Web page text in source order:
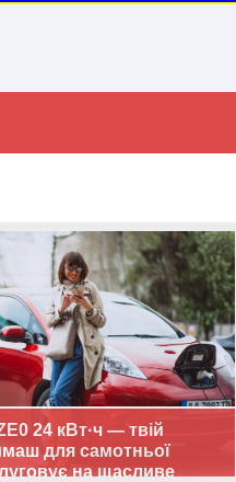
24 кВт·ч — твій
для самотньої
на щасливе